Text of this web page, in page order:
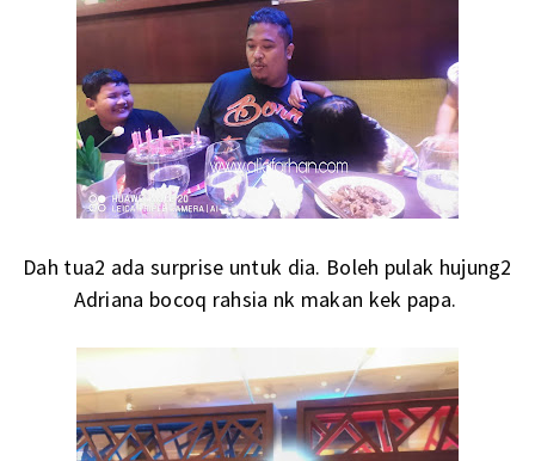
Dah tua2 ada surprise untuk dia. Boleh pulak hujung2
Adriana bocoq rahsia nk makan kek papa.